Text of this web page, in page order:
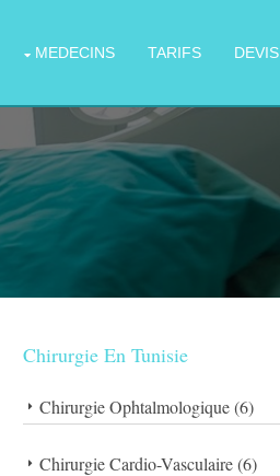
MEDECINS TARIFS DEVIS
Chirurgie En Tunisie
Chirurgie Ophtalmologique (6)
Chirurgie Cardio-Vasculaire (6)